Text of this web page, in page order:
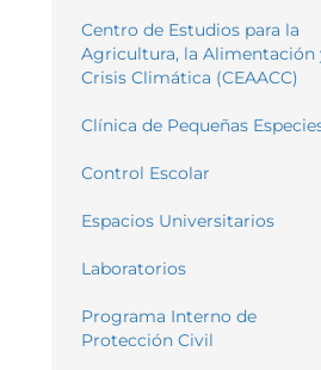
Centro de Estudios para la
Agricultura, la Alimentación
Crisis Climática (CEAACC)
Clínica de Pequeñas
Control Escolar
Espacios Universitarios
Laboratorios
Programa Interno de
Protección Civil